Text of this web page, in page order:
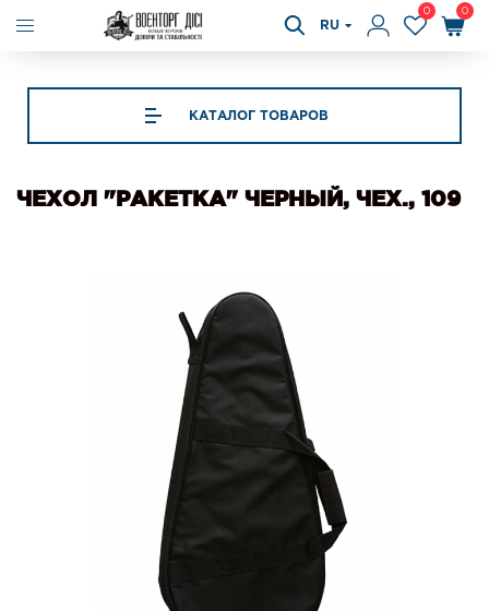
RU
0 0
КАТАЛОГ ТОВАРОВ
ЧЕХОЛ "РАКЕТКА" ЧЕРНЫЙ, ЧЕХ., 109